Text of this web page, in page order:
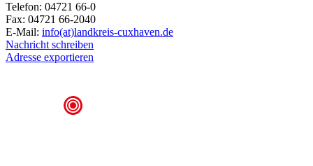
Telefon: 04721 66-0
Fax: 04721 66-2040
E-Mail: info(at)landkreis-cuxhaven.de
Nachricht schreiben
Adresse exportieren